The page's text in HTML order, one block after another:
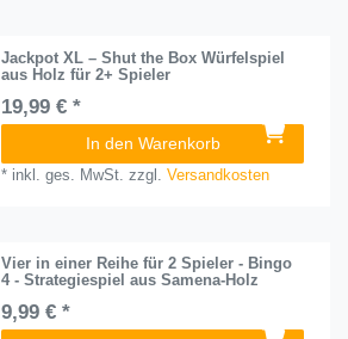
Jackpot XL – Shut the Box Würfelspiel
aus Holz für 2+ Spieler
19,99 € *
In den Warenkorb
* inkl. ges. MwSt. zzgl.Versandkosten
Vier in einer Reihe für 2 Spieler - Bingo
4 - Strategiespiel aus Samena-Holz
9,99 € *